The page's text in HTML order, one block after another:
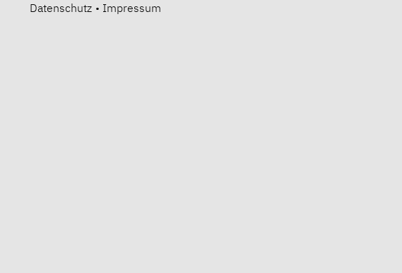
Datenschutz • Impressum